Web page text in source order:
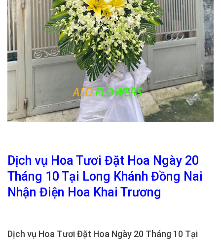
Dịch vụ Hoa Tươi Đặt Hoa Ngày 20
Tháng 10 Tại Long Khánh Đồng Nai
Nhận Điện Hoa Khai Trương
Dịch vụ Hoa Tươi Đặt Hoa Ngày 20 Tháng 10 Tại